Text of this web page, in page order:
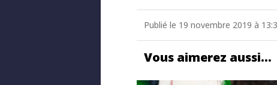
Publié le 19 novembre 2019 à
Vous aimerez aussi…